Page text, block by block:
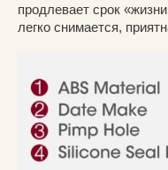
продлевает срок
легко снимается,